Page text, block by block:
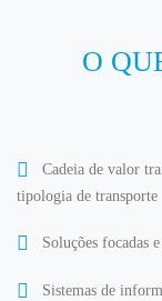
O
Cadeia de valor
tipologia de transporte
Soluções focadas
Sistemas de